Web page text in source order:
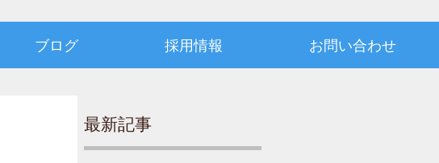
最新記事
ブログ 採用情報 お問い合わせ